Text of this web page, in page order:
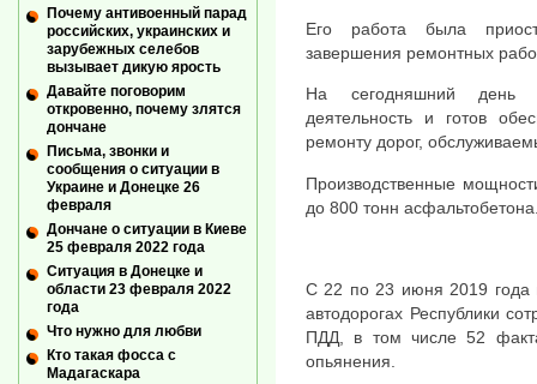
Его работа была
завершения ремонтных
На сегодняшний день
деятельность и готов
ремонту дорог,
Производственные
до 800 тонн
С 22 по 23 июня 2019 года
автодорогах Республики
ПДД, в том числе 52
опьянения.
Почему антивоенный парад
российских, украинских и
зарубежных селебов
вызывает дикую ярость
Давайте поговорим
откровенно, почему злятся
дончане
Письма, звонки и
сообщения о ситуации в
Украине и Донецке 26
февраля
Дончане о ситуации в Киеве
25 февраля 2022 года
Ситуация в Донецке и
области 23 февраля 2022
года
Что нужно для любви
Кто такая фосса с
Мадагаскара